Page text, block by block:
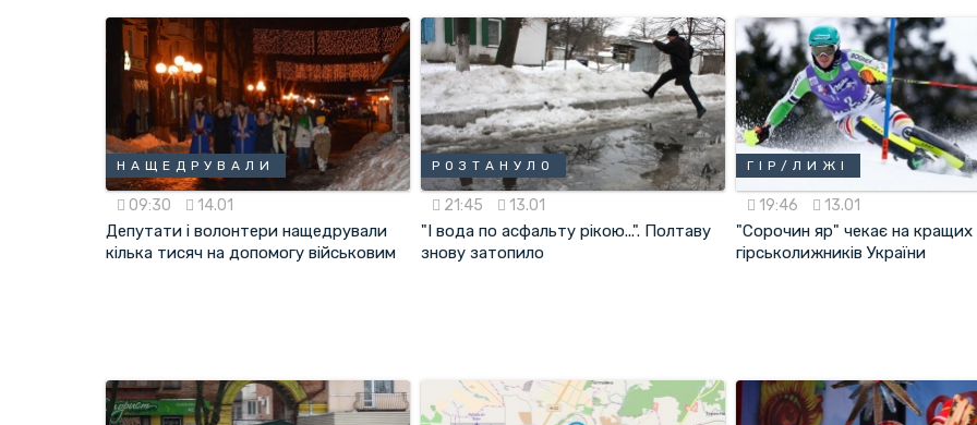
НАЩЕДРУВАЛИ
09:30 14.01
Депутати і волонтери нащедрували
кілька тисяч на допомогу військовим
РОЗТАНУЛО
21:45 13.01
"І вода по асфальту рікою...". Полтаву
знову затопило
ГІР/ЛИЖІ
19:46 13.01
"Сорочин яр" чекає на кращих
гірськолижників України